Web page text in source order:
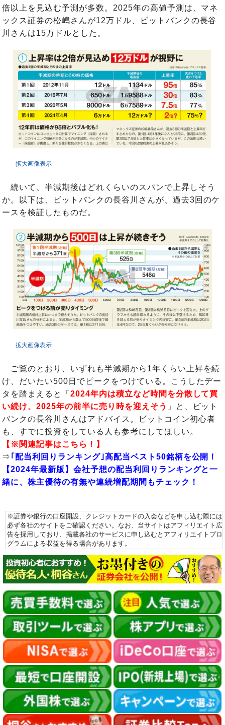
倍以上を見込む予測が多数。2025年の高値予測は、マネ
ックス証券の松嶋さんが12万ドル、ビットバンクの長谷
川さんは15万ドルとした。
拡大画像表示
続いて、半減期後はどれくらいのスパンで上昇しそう
か。以下は、ビットバンクの長谷川さんが、過去3回のケ
ースを検証したものだ。
拡大画像表示
ご覧のとおり、いずれも半減期から1年くらい上昇を続
け、だいたい500日でピークをつけている。こうしたデー
タを踏まえると「2024年内は積立など時間を分散して買
い続け、2025年の前半に売り時を迎えそう 」と、ビット
バンクの長谷川さんはアドバイス。ビットコイン初心者
も、すでに投資をしている人も参考にしてほしい。
【※関連記事はこちら！】
⇒ ｢配当利回りランキング｣高配当ベスト50銘柄を公開！
【2024年最新版】会社予想の配当利回りランキングと一
緒に、株主優待の有無や連続増配期間もチェック！
※証券や銀行の口座開設、クレジットカードの入会などを申し込む際には
必ず各社のサイトをご確認ください。なお、当サイトはアフィリエイト広
告を採用しており、掲載各社のサービスに申し込むとアフィリエイトプロ
グラムによる収益を得る場合があります。